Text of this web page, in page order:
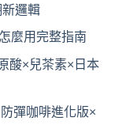
邏輯
麼用完整指南
酸×兒茶素×日本
彈咖啡進化版×